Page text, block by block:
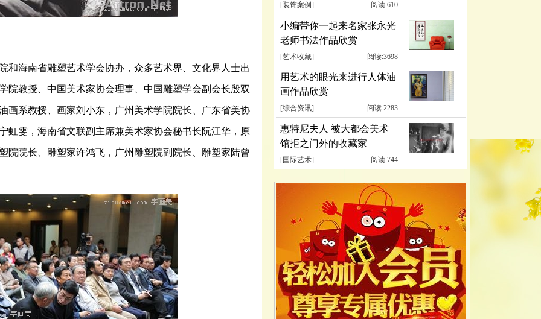
海南省雕塑艺术学会协办，众多艺术界、文化界人士出
院教授、中国美术家协会理事、中国雕塑学会副会长殷双
画系教授、画家刘小东，广州美术学院院长、广东省美协
虹雯，海南省文联副主席兼美术家协会秘书长阮江华，原
院院长、雕塑家许鸿飞，广州雕塑院副院长、雕塑家陆曾
[装饰案例] 阅读:610
小编带你一起来名家张永光
老师书法作品欣赏
[艺术收藏] 阅读:3698
用艺术的眼光来进行人体油
画作品欣赏
[综合资讯] 阅读:2283
惠特尼夫人 被大都会美术
馆拒之门外的收藏家
[国际艺术] 阅读:744